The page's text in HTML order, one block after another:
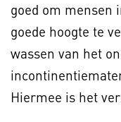
goed om mensen
goede hoogte te
wassen van het
Hiermee is het